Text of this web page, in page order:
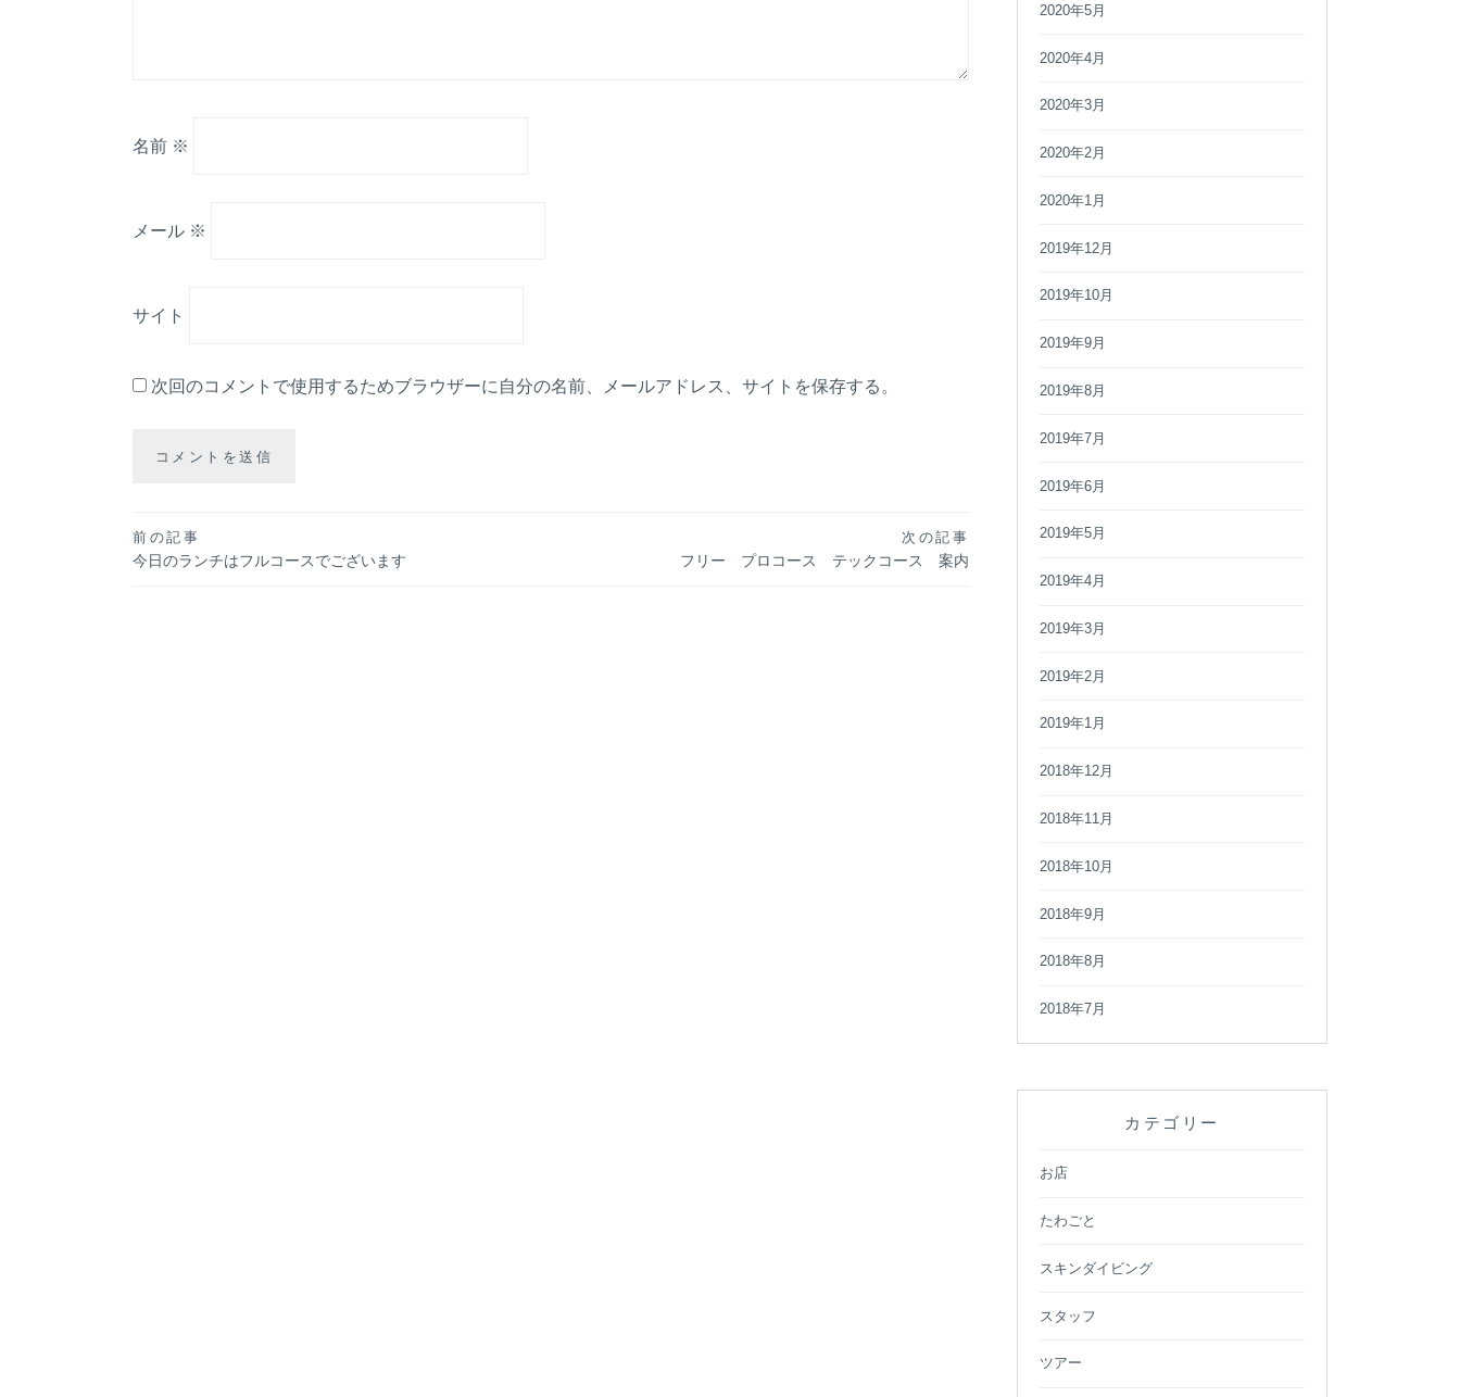
名前 ※
メール ※
サイト
次回のコメントで使用するためブラウザーに自分の名前、メールアドレス、サイトを保存する。
投
前の記事
今日のランチはフルコースでございます
次の記事
フリー プロコース テックコース 案内
2020年5月
2020年4月
2020年3月
2020年2月
2020年1月
2019年12月
2019年10月
2019年9月
2019年8月
2019年7月
2019年6月
2019年5月
2019年4月
2019年3月
2019年2月
2019年1月
2018年12月
2018年11月
2018年10月
2018年9月
2018年8月
2018年7月
カテゴリー
お店
たわごと
スキンダイビング
スタッフ
ツアー